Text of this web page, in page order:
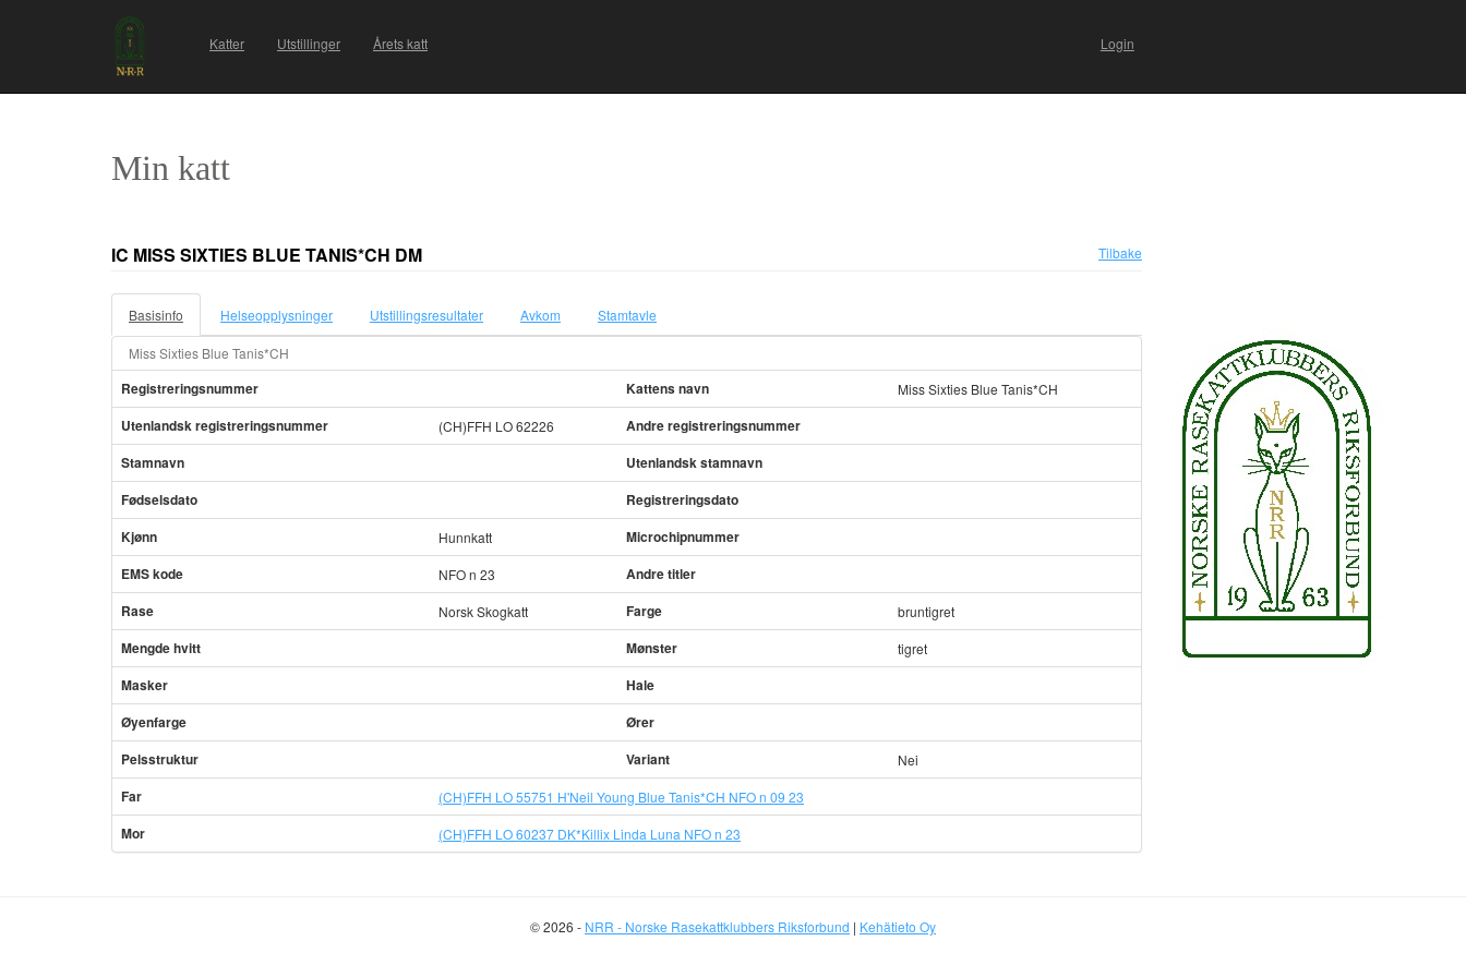
Katter Utstillinger Årets katt Login
Min katt
IC MISS SIXTIES BLUE TANIS*CH DM Tilbake
Basisinfo Helseopplysninger Utstillingsresultater Avkom Stamtavle
Miss Sixties Blue Tanis*CH
Registreringsnummer Kattens navn Miss Sixties Blue Tanis*CH
Utenlandsk registreringsnummer (CH)FFH LO 62226
Andre registreringsnummer
Stamnavn
Utenlandsk stamnavn
Fødselsdato
Registreringsdato
Kjønn
Hunnkatt
Microchipnummer
EMS kode
NFO n 23
Andre titler
Rase
Norsk Skogkatt Farge bruntigret
Mengde hvitt Mønster tigret
Masker
Hale
Øyenfarge
Ører
Pelsstruktur
Variant Nei
Far (CH)FFH LO 55751 H'Neil Young Blue Tanis*CH NFO n 09 23
Mor (CH)FFH LO 60237 DK*Killix Linda Luna NFO n 23
© 2026 - NRR - Norske Rasekattklubbers Riksforbund | Kehätieto Oy